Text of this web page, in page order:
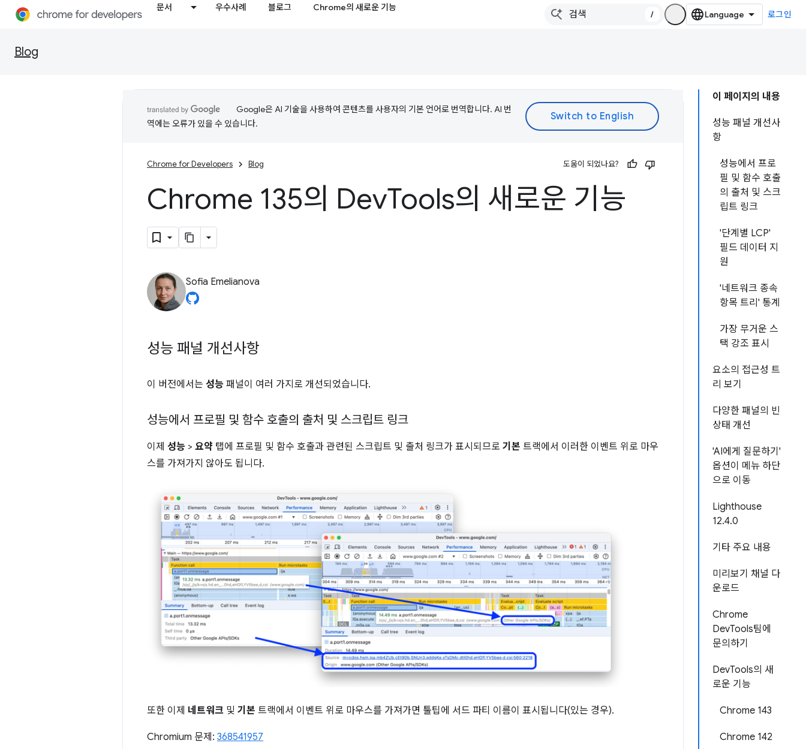
문서 우수사례 블로그 Chrome의 새로운 기능
/ 로그인
Blog
이 페이지의 내용
성능 패널 개선사
항
성능에서 프로
필 및 함수 호출
의 출처 및 스크
립트 링크
'단계별 LCP'
필드 데이터 지
원
'네트워크 종속
항목 트리' 통계
가장 무거운 스
택 강조 표시
요소의 접근성 트
리 보기
다양한 패널의 빈
상태 개선
'AI에게 질문하기'
옵션이 메뉴 하단
으로 이동
Lighthouse
12.4.0
기타 주요 내용
미리보기 채널 다
운로드
Chrome
DevTools팀에
문의하기
DevTools의 새
로운 기능
Chrome 143
Chrome 142
Google은 AI 기술을 사용하여 콘텐츠를 사용자의 기본 언어로 번역합니다. AI 번
역에는 오류가 있을 수 있습니다.
Chrome for Developers Blog 도움이 되었나요?
Chrome 135의 DevTools의 새로운 기능
Sofia Emelianova
성능 패널 개선사항
이 버전에서는 성능 패널이 여러 가지로 개선되었습니다.
성능에서 프로필 및 함수 호출의 출처 및 스크립트 링크
이제 성능 > 요약 탭에 프로필 및 함수 호출과 관련된 스크립트 및 출처 링크가 표시되므로 기본 트랙에서 이러한 이벤트 위로 마우
스를 가져가지 않아도 됩니다.
또한 이제 네트워크 및 기본 트랙에서 이벤트 위로 마우스를 가져가면 툴팁에 서드 파티 이름이 표시됩니다(있는 경우).
Chromium 문제: 368541957